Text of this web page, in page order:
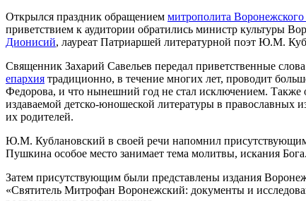
Открылся праздник обращением митрополита
приветствием к аудитории обратились министр культуры
Дионисий, лауреат Патриаршей литературной поэт Ю.М.
Священник Захарий Савельев передал приветственные слова
епархия традиционно, в течение многих лет, проводит
Федорова, и что нынешний год не стал исключением. Также
издаваемой детско-юношеской литературы в православных
их родителей.
Ю.М. Кублановский в своей речи напомнил присутствующим,
Пушкина особое место занимает тема молитвы, искания
Затем присутствующим были представлены издания
«Святитель Митрофан Воронежский: документы и